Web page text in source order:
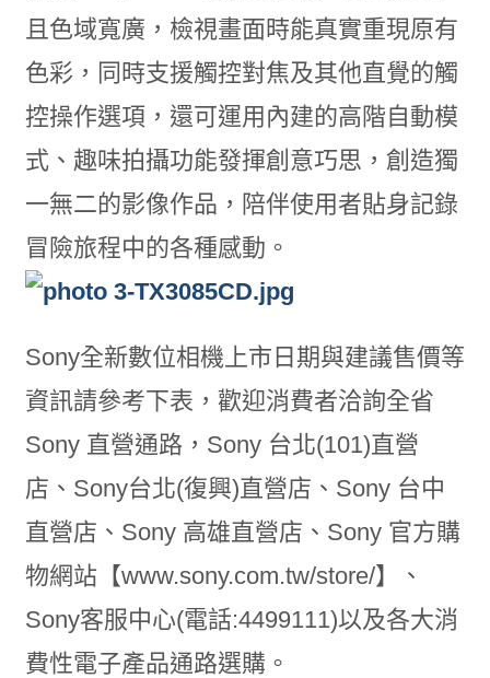
且色域寬廣，檢視畫面時能真實重現原有
色彩，同時支援觸控對焦及其他直覺的觸
控操作選項，還可運用內建的高階自動模
式、趣味拍攝功能發揮創意巧思，創造獨
一無二的影像作品，陪伴使用者貼身記錄
冒險旅程中的各種感動。
Sony全新數位相機上市日期與建議售價等
資訊請參考下表，歡迎消費者洽詢全省
Sony 直營通路，Sony 台北(101)直營
店、Sony台北(復興)直營店、Sony 台中
直營店、Sony 高雄直營店、Sony 官方購
物網站【www.sony.com.tw/store/】、
Sony客服中心(電話:4499111)以及各大消
費性電子產品通路選購。